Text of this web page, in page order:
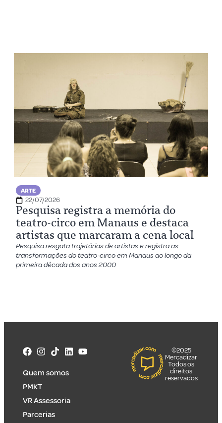
ARTE
22/07/2026
Pesquisa registra a memória do
teatro-circo em Manaus e destaca
artistas que marcaram a cena local
Pesquisa resgata trajetórias de artistas e registra as
transformações do teatro-circo em Manaus ao longo da
primeira década dos anos 2000
Quem somos
PMKT
VR Assessoria
Parcerias
©2025
Mercadizar
Todos os
direitos
reservados